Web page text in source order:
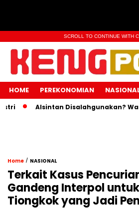
SCROLL TO CONTINUE WITH
HOME PEREKONOMIAN
Alsintan Disalahgunakan?
Home / NASIONAL
Terkait Kasus
Gandeng Interpol
Tiongkok yang Jadi